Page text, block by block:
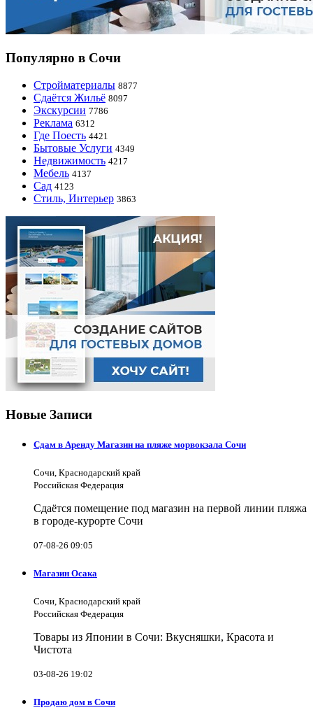
Популярно в Сочи
Стройматериалы 8877
Сдаётся Жильё 8097
Экскурсии 7786
Реклама 6312
Где Поесть 4421
Бытовые Услуги 4349
Недвижимость 4217
Мебель 4137
Сад 4123
Стиль, Интерьер 3863
Новые Записи
Сдам в Аренду Магазин на пляже морвокзала Сочи
Сочи, Краснодарский край
Российская Федерация
Сдаётся помещение под магазин на первой линии пляжа
в городе-курорте Сочи
07-08-26 09:05
Магазин Осака
Сочи, Краснодарский край
Российская Федерация
Товары из Японии в Сочи: Вкусняшки, Красота и
Чистота
03-08-26 19:02
Продаю дом в Сочи